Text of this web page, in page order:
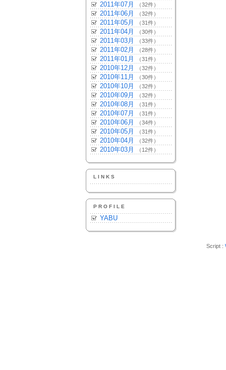
2011年07月 （32件）
2011年06月 （32件）
2011年05月 （31件）
2011年04月 （30件）
2011年03月 （33件）
2011年02月 （28件）
2011年01月 （31件）
2010年12月 （32件）
2010年11月 （30件）
2010年10月 （32件）
2010年09月 （32件）
2010年08月 （31件）
2010年07月 （31件）
2010年06月 （34件）
2010年05月 （31件）
2010年04月 （32件）
2010年03月 （12件）
LINKS
PROFILE
YABU
Script :